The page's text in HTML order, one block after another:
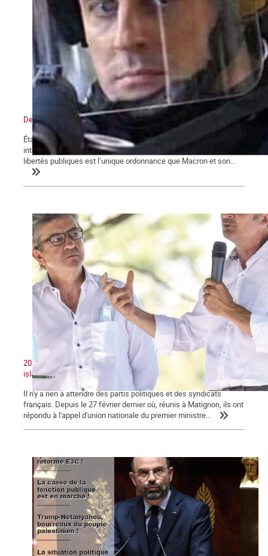
De l’état d’urgence sanitaire à l’État policier
État d’urgence, confinements, couvre-feu, attestations de sorties,
interdictions de rassemblements, la restriction des droits et
libertés publiques est l’unique ordonnance que Macron et son...
2020 : Unité nationale, patriotisme et lutte contre le séparatisme
islamiste
Il n'y a rien à attendre des partis politiques et des syndicats
français. Depuis le 27 février dernier où, réunis à Matignon, ils ont
répondu à l'appel d'union nationale du premier ministre...